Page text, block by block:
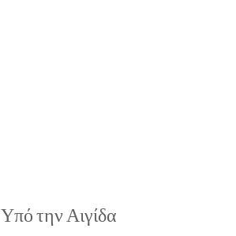
Υπό την Αιγίδα